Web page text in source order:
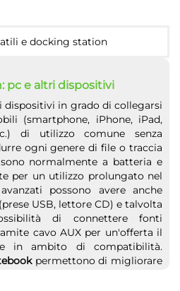
pc e altri dispositivi
dispositivi in grado di collegarsi
(smartphone, iPhone, iPad,
di utilizzo comune senza
ogni genere di file o traccia
normalmente a batteria e
per un utilizzo prolungato nel
possono avere anche
(prese USB, lettore CD) e talvolta
di connettere fonti
cavo AUX per un'offerta il
in ambito di compatibilità.
permettono di migliorare